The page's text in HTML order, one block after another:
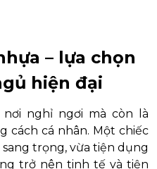
– lựa chọn
hiện đại
nghỉ ngơi mà còn là
cách cá nhân. Một chiếc
sang trọng, vừa tiện dụng
trở nên tinh tế và tiện